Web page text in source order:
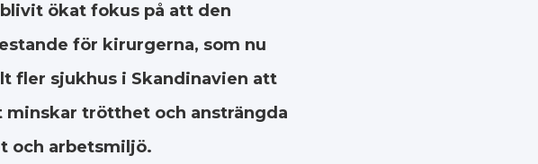
ökat fokus på att den
för kirurgerna, som nu
fler sjukhus i Skandinavien att
trötthet och ansträngda
och arbetsmiljö.